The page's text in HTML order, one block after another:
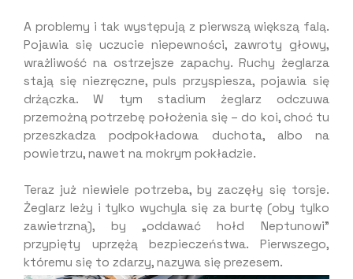
A problemy i tak występują z pierwszą większą falą.
Pojawia się uczucie niepewności, zawroty głowy,
wrażliwość na ostrzejsze zapachy. Ruchy żeglarza
stają się niezręczne, puls przyspiesza, pojawia się
drżączka. W tym stadium żeglarz odczuwa
przemożną potrzebę położenia się – do koi, choć tu
przeszkadza podpokładowa duchota, albo na
powietrzu, nawet na mokrym pokładzie.
Teraz już niewiele potrzeba, by zaczęły się torsje.
Żeglarz leży i tylko wychyla się za burtę (oby tylko
zawietrzną), by „oddawać hołd Neptunowi”
przypięty uprzężą bezpieczeństwa. Pierwszego,
któremu się to zdarzy, nazywa się prezesem.